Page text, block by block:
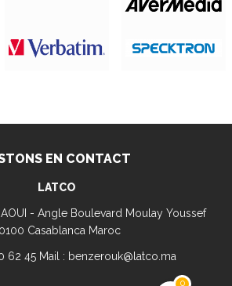
EN CONTACT
LATCO
- Angle Boulevard Moulay Youssef
Casablanca Maroc
62 45 Mail : benzerouk@latco.ma
0